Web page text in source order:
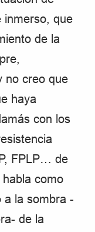
inmerso, que
de la
no creo que
haya
con los
FPLP… de
como
a la sombra -
de la